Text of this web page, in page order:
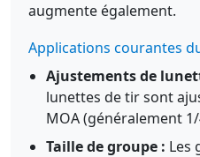
augmente également.
Applications courantes
Ajustements de
lunettes de tir sont
MOA (généralement
Taille de groupe : Les